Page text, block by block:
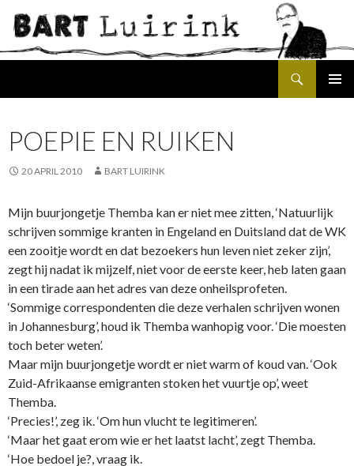
POEPIE EN RUIKEN
20 APRIL 2010 BART LUIRINK
Mijn buurjongetje Themba kan er niet mee zitten, ‘Natuurlijk
schrijven sommige kranten in Engeland en Duitsland dat de WK
een zooitje wordt en dat bezoekers hun leven niet zeker zijn’,
zegt hij nadat ik mijzelf, niet voor de eerste keer, heb laten gaan
in een tirade aan het adres van deze onheilsprofeten.
‘Sommige correspondenten die deze verhalen schrijven wonen
in Johannesburg’, houd ik Themba wanhopig voor. ‘Die moesten
toch beter weten’.
Maar mijn buurjongetje wordt er niet warm of koud van. ‘Ook
Zuid-Afrikaanse emigranten stoken het vuurtje op’, weet
Themba.
‘Precies!’, zeg ik. ‘Om hun vlucht te legitimeren’.
‘Maar het gaat erom wie er het laatst lacht’, zegt Themba.
‘Hoe bedoel je?, vraag ik.